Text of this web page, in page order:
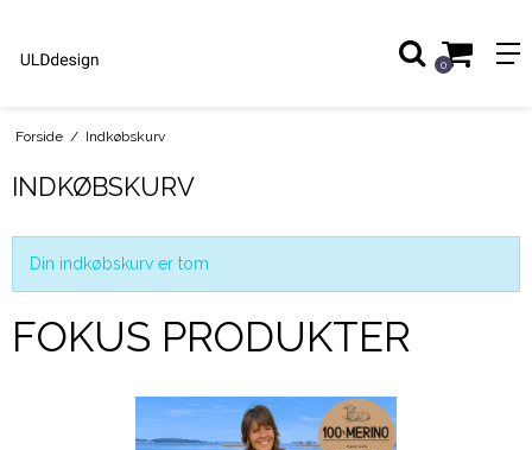
0
Forside / Indkøbskurv
INDKØBSKURV
Din indkøbskurv er tom
FOKUS PRODUKTER